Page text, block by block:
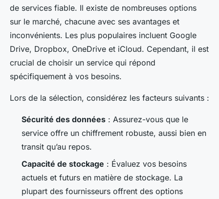
de services fiable. Il existe de nombreuses options
sur le marché, chacune avec ses avantages et
inconvénients. Les plus populaires incluent Google
Drive, Dropbox, OneDrive et iCloud. Cependant, il est
crucial de choisir un service qui répond
spécifiquement à vos besoins.
Lors de la sélection, considérez les facteurs suivants :
Sécurité des données : Assurez-vous que le
service offre un chiffrement robuste, aussi bien en
transit qu’au repos.
Capacité de stockage : Évaluez vos besoins
actuels et futurs en matière de stockage. La
plupart des fournisseurs offrent des options